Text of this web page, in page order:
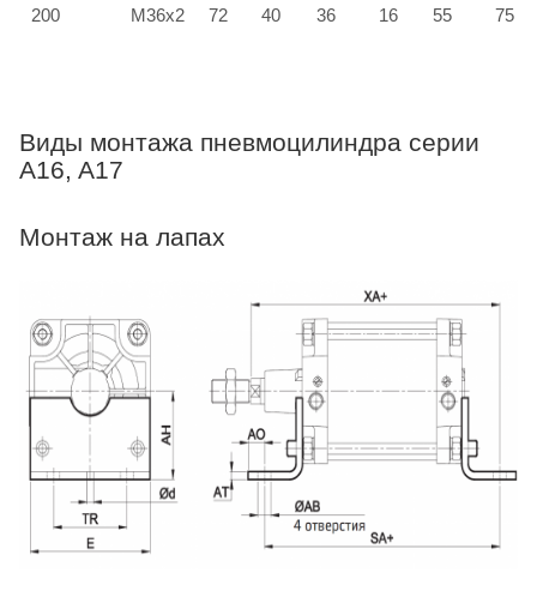
200 M36x2 72 40 36 16 55 75
Виды монтажа пневмоцилиндра серии
A16, A17
Монтаж на лапах